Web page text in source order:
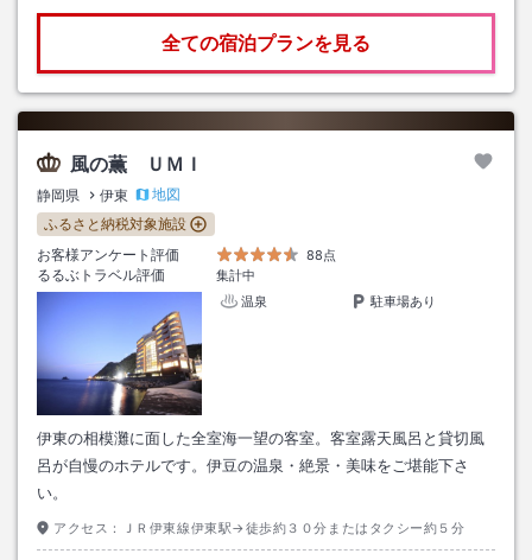
全ての宿泊プランを見る
風の薫 ＵＭＩ
静岡県 伊東
地図
ふるさと納税対象施設
お客様アンケート評価
88点
るるぶトラベル評価
集計中
温泉
駐車場あり
伊東の相模灘に面した全室海一望の客室。客室露天風呂と貸切風
呂が自慢のホテルです。伊豆の温泉・絶景・美味をご堪能下さ
い。
アクセス： ＪＲ伊東線伊東駅→徒歩約３０分またはタクシー約５分